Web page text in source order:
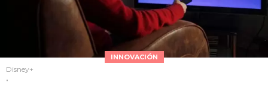
INNOVACIÓN
Disney+
.